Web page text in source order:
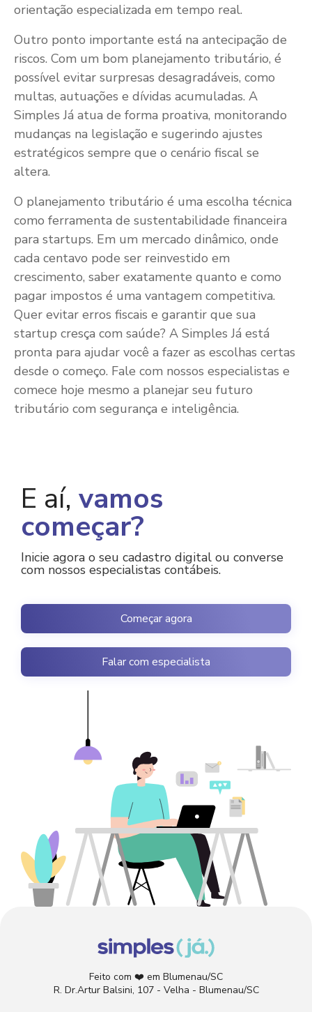
orientação especializada em tempo real.
Outro ponto importante está na antecipação de
riscos. Com um bom planejamento tributário, é
possível evitar surpresas desagradáveis, como
multas, autuações e dívidas acumuladas. A
Simples Já atua de forma proativa, monitorando
mudanças na legislação e sugerindo ajustes
estratégicos sempre que o cenário fiscal se
altera.
O planejamento tributário é uma escolha técnica
como ferramenta de sustentabilidade financeira
para startups. Em um mercado dinâmico, onde
cada centavo pode ser reinvestido em
crescimento, saber exatamente quanto e como
pagar impostos é uma vantagem competitiva.
Quer evitar erros fiscais e garantir que sua
startup cresça com saúde? A Simples Já está
pronta para ajudar você a fazer as escolhas certas
desde o começo. Fale com nossos especialistas e
comece hoje mesmo a planejar seu futuro
tributário com segurança e inteligência.
E aí, vamos
começar?
Inicie agora o seu cadastro digital ou converse
com nossos especialistas contábeis.
Começar agora
Falar com especialista
Feito com ❤️ em Blumenau/SC
R. Dr.Artur Balsini, 107 - Velha - Blumenau/SC